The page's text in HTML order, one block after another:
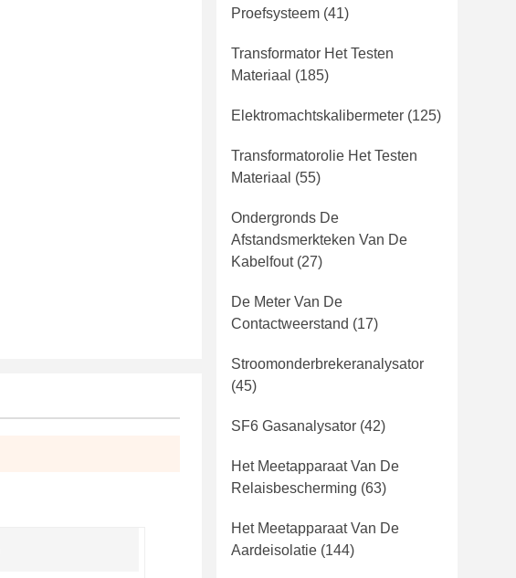
Proefsysteem (41)
Transformator Het Testen
Materiaal (185)
Elektromachtskalibermeter (125)
Transformatorolie Het Testen
Materiaal (55)
Ondergronds De
Afstandsmerkteken Van De
Kabelfout(27)
De Meter Van De
Contactweerstand (17)
Stroomonderbrekeranalysator
(45)
SF6 Gasanalysator (42)
Het Meetapparaat Van De
Relaisbescherming (63)
Het Meetapparaat Van De
Aardeisolatie (144)